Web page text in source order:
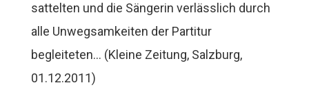
sattelten und die Sängerin verlässlich durch
alle Unwegsamkeiten der Partitur
begleiteten… (Kleine Zeitung, Salzburg,
01.12.2011)